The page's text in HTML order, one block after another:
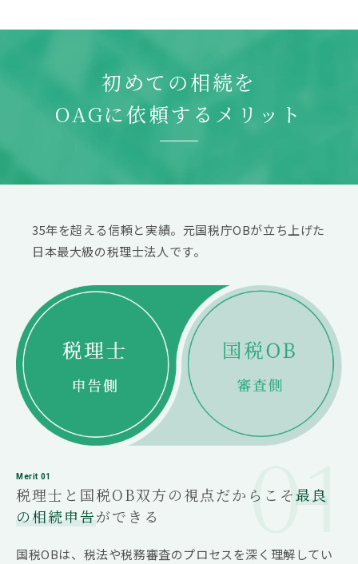
初めての相続を
OAGに依頼するメリット
35年を超える信頼と実績。元国税庁OBが立ち上げた
日本最大級の税理士法人です。
Merit 01
税理士と国税OB双方の視点だからこそ最良
の相続申告ができる
国税OBは、税法や税務審査のプロセスを深く理解してい